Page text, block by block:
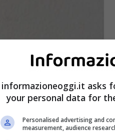
informazioneoggi.it asks
your personal data for
Personalised advertising and
measurement, audience